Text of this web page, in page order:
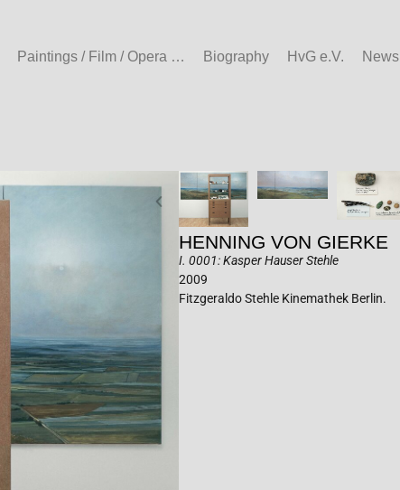
Paintings / Film / Opera … Biography HvG e.V. News
HENNING VON GIERKE
I. 0001: Kasper Hauser Stehle
2009
Fitzgeraldo Stehle Kinemathek Berlin.